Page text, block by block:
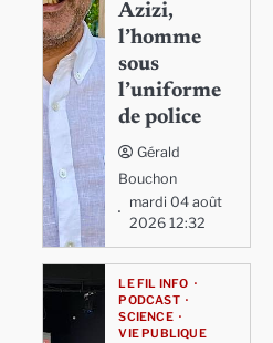
Azizi,
l’homme
sous
l’uniforme
de police
Gérald
Bouchon
mardi 04 août
2026 12:32
LE FIL INFO
PODCAST
SCIENCE
VIE PUBLIQUE